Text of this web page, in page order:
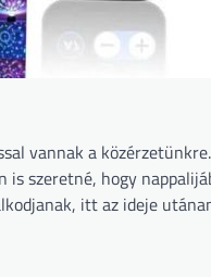
vannak a
is szeretné, hogy
itt az ideje